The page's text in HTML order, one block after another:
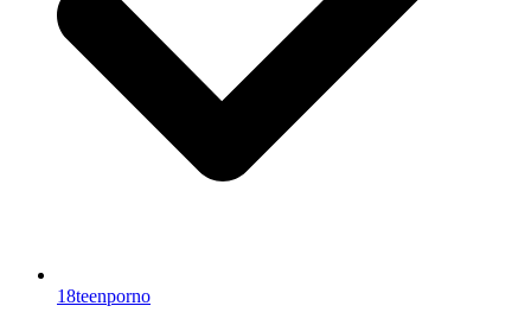
18teenporno